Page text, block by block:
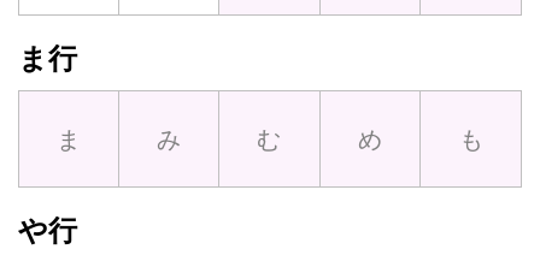
ま行
ま み む め も
や行